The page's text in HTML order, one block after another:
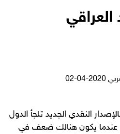
العراقي
أرسل
2020-04-02
النقدي الجديد تلجأ الدول
عندما يكون هنالك ضعف في